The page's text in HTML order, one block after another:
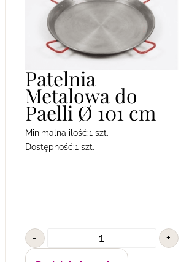
Patelnia
Metalowa do
Paelli Ø 101 cm
Minimalna ilość:1 szt.
Dostępność:1 szt.
- +